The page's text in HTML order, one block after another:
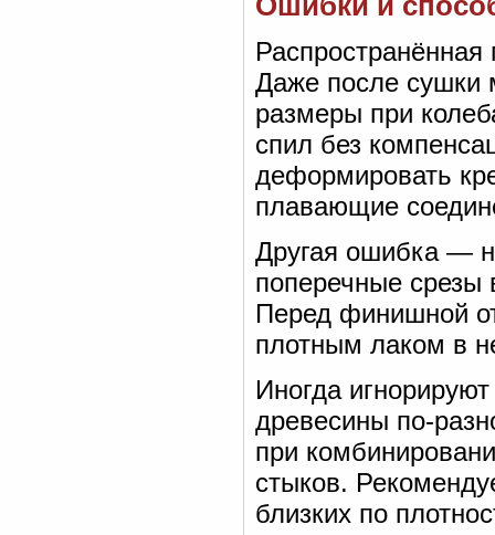
Даже после сушки
размеры при
спил без
деформировать
плавающие
Другая ошибка —
поперечные срезы
Перед финишной
плотным лаком в
Иногда
древесины по-
при
стыков.
близких по